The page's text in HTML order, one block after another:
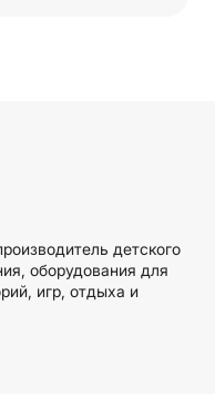
детского
оборудования для
игр, отдыха и